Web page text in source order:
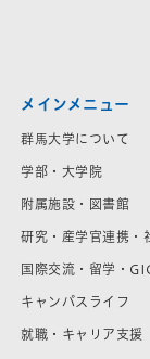
メインメニュー
群馬大学について
学部・大学院
附属施設・図書館
研究・産学官連携・
国際交流・留学・
キャンパスライフ
就職・キャリア支援